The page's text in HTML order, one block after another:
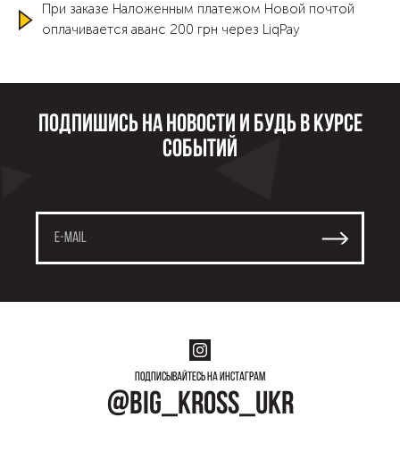
При заказе Наложенным платежом Новой почтой
оплачивается аванс 200 грн через LiqPay
Подпишись на новости и будь в курсе
событий
Подписывайтесь на инстаграм
@big_kross_ukr